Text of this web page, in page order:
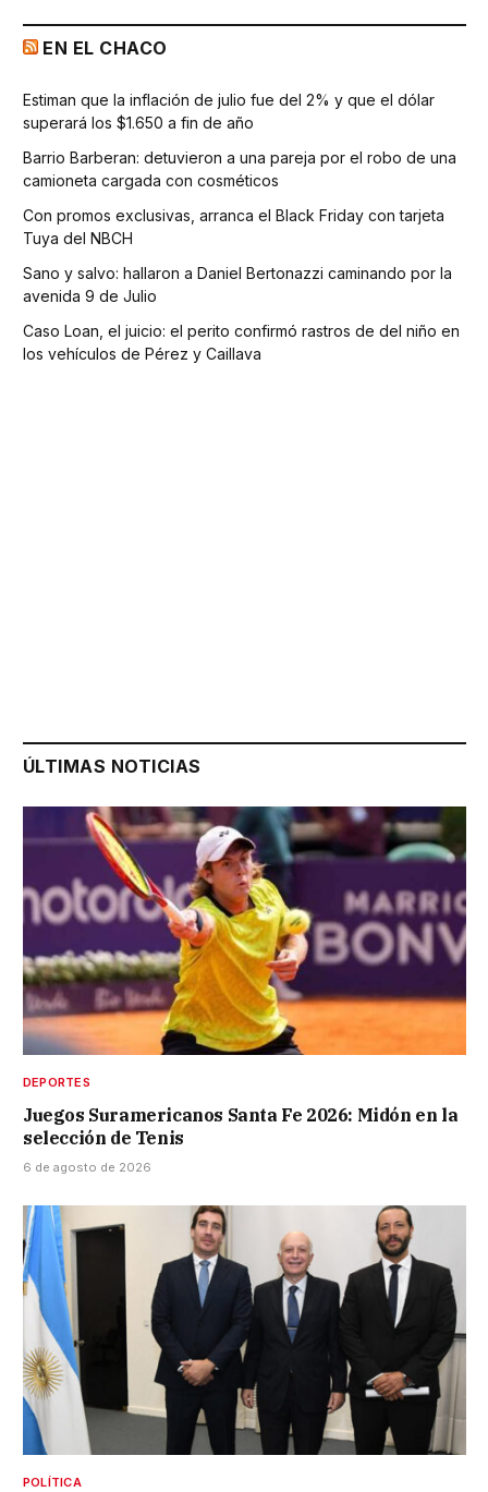
EN EL CHACO
Estiman que la inflación de julio fue del 2% y que el dólar
superará los $1.650 a fin de año
Barrio Barberan: detuvieron a una pareja por el robo de una
camioneta cargada con cosméticos
Con promos exclusivas, arranca el Black Friday con tarjeta
Tuya del NBCH
Sano y salvo: hallaron a Daniel Bertonazzi caminando por la
avenida 9 de Julio
Caso Loan, el juicio: el perito confirmó rastros de del niño en
los vehículos de Pérez y Caillava
ÚLTIMAS NOTICIAS
DEPORTES
Juegos Suramericanos Santa Fe 2026: Midón en la
selección de Tenis
6 de agosto de 2026
POLÍTICA